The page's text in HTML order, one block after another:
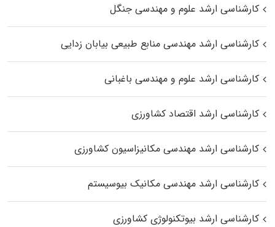
کارشناسی ارشد علوم و مهندسی جنگل
کارشناسی ارشد مهندسی منابع طبیعی بیابان زدایی
کارشناسی ارشد علوم و مهندسی باغبانی
کارشناسی ارشد اقتصاد کشاورزی
کارشناسی ارشد مهندسی مکانیزاسیون کشاورزی
کارشناسی ارشد مهندسی مکانیک بیوسیستم
کارشناسی ارشد بیوتکنولوژی کشاورزی